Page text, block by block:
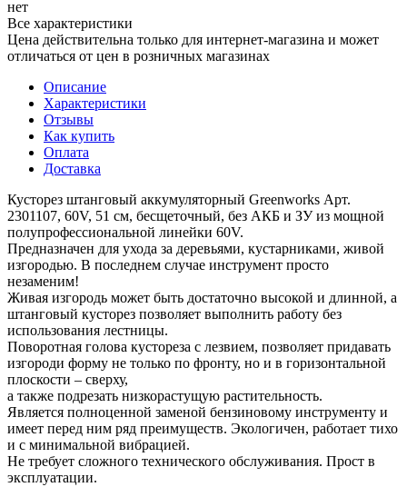
нет
Все характеристики
Цена действительна только для интернет-магазина и может
отличаться от цен в розничных магазинах
Описание
Характеристики
Отзывы
Как купить
Оплата
Доставка
Кусторез штанговый аккумуляторный Greenworks Арт.
2301107, 60V, 51 см, бесщеточный, без АКБ и ЗУ из мощной
полупрофессиональной линейки 60V.
Предназначен для ухода за деревьями, кустарниками, живой
изгородью. В последнем случае инструмент просто
незаменим!
Живая изгородь может быть достаточно высокой и длинной, а
штанговый кусторез позволяет выполнить работу без
использования лестницы.
Поворотная голова кустореза с лезвием, позволяет придавать
изгороди форму не только по фронту, но и в горизонтальной
плоскости – сверху,
а также подрезать низкорастущую растительность.
Является полноценной заменой бензиновому инструменту и
имеет перед ним ряд преимуществ. Экологичен, работает тихо
и с минимальной вибрацией.
Не требует сложного технического обслуживания. Прост в
эксплуатации.